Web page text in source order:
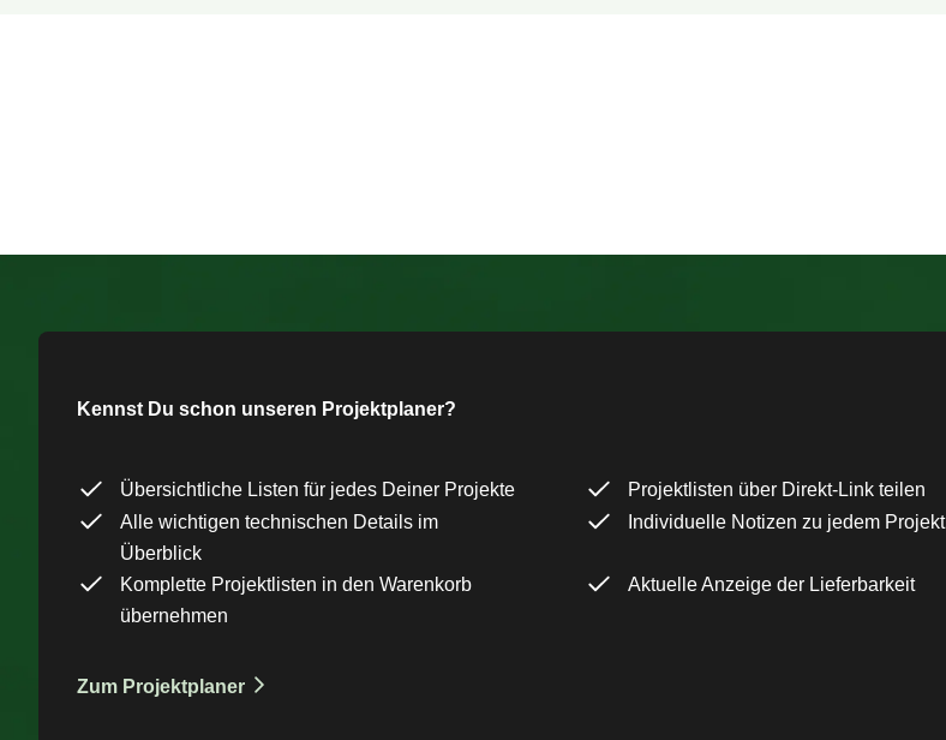
Kennst Du schon unseren Projektplaner?
Übersichtliche Listen für jedes Deiner Projekte
Projektlisten über Direkt-Link teilen
Alle wichtigen technischen Details im
Überblick
Individuelle Notizen zu jedem Projekt
Komplette Projektlisten in den Warenkorb
übernehmen
Aktuelle Anzeige der Lieferbarkeit
Zum Projektplaner